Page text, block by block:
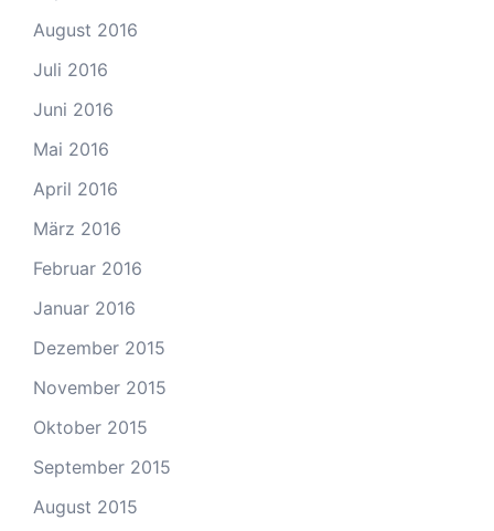
August 2016
Juli 2016
Juni 2016
Mai 2016
April 2016
März 2016
Februar 2016
Januar 2016
Dezember 2015
November 2015
Oktober 2015
September 2015
August 2015